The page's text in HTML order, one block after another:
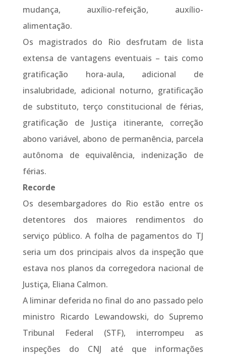
mudança, auxílio-refeição, auxílio-
alimentação.
Os magistrados do Rio desfrutam de lista
extensa de vantagens eventuais – tais como
gratificação hora-aula, adicional de
insalubridade, adicional noturno, gratificação
de substituto, terço constitucional de férias,
gratificação de Justiça itinerante, correção
abono variável, abono de permanência, parcela
autônoma de equivalência, indenização de
férias.
Recorde
Os desembargadores do Rio estão entre os
detentores dos maiores rendimentos do
serviço público. A folha de pagamentos do TJ
seria um dos principais alvos da inspeção que
estava nos planos da corregedora nacional de
Justiça, Eliana Calmon.
A liminar deferida no final do ano passado pelo
ministro Ricardo Lewandowski, do Supremo
Tribunal Federal (STF), interrompeu as
inspeções do CNJ até que informações